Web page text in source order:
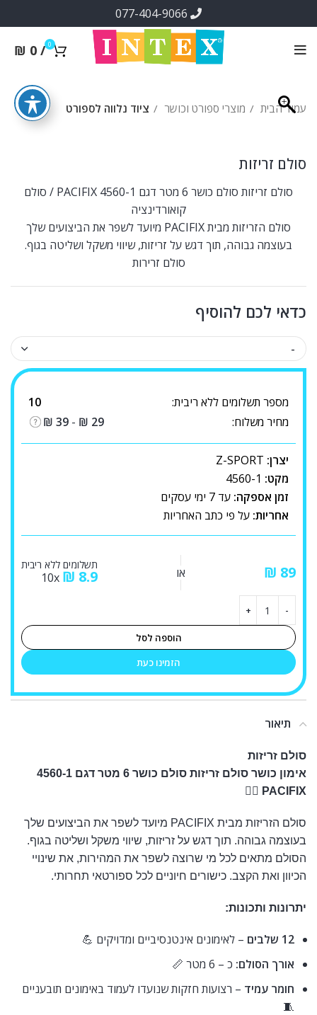
0
/
₪ 0
עמוד הבית מוצרי ספורט וכושר ציוד נלווה לספורט
סולם זריזות
סולם זריזות סולם כושר 6 מטר דגם 4560-1 PACIFIX / סולם
קואורדינציה
סולם הזריזות מבית PACIFIX מיועד לשפר את הביצועים שלך
בעוצמה גבוהה, תוך דגש על זריזות, שיווי משקל ושליטה בגוף.
סולם זרירות
כדאי לכם להוסיף
מספר תשלומים ללא ריבית:
10
מחיר משלוח:
₪ 29
-
₪ 39
יצרן: Z-SPORT
מקט: 4560-1
זמן אספקה: עד 7 ימי עסקים
אחריות: על פי כתב האחריות
₪ או
תשלומים ללא ריבית
₪ 8.9
הוספה לסל
הזמינו כעת
תיאור
סולם זריזות
אימון כושר סולם זריזות סולם כושר 6 מטר דגם 4560-1
PACIFIX 🏃‍♂️
סולם הזריזות מבית PACIFIX מיועד לשפר את הביצועים שלך
בעוצמה גבוהה. תוך דגש על זריזות, שיווי משקל ושליטה בגוף.
הסולם מתאים לכל מי שרוצה לשפר את המהירות, את שינויי
הכיוון ואת הקצב. כישורים חיוניים לכל ספורטאי תחרותי.
יתרונות ותכונות:
12 שלבים
– לאימונים אינטנסיביים ומדויקים 💪
אורך הסולם: כ – 6 מטר 📏
חומר עמיד – רצועות חזקות שנועדו לעמוד באימונים תובעניים
🧵